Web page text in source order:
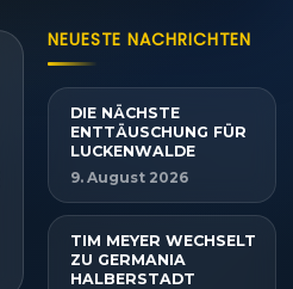
NEUESTE NACHRICHTEN
DIE NÄCHSTE
ENTTÄUSCHUNG FÜR
LUCKENWALDE
9. August 2026
TIM MEYER WECHSELT
ZU GERMANIA
HALBERSTADT